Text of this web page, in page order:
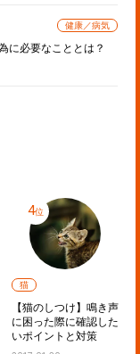
健康／病気
に必要なこととは？
猫
【猫のしつけ】鳴き声
に困った際に確認した
いポイントと対策